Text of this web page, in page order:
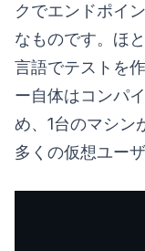
クでエンドポイ
なものです。ほ
言語でテストを
ー自体はコンパ
め、1台のマシン
多くの仮想ユー